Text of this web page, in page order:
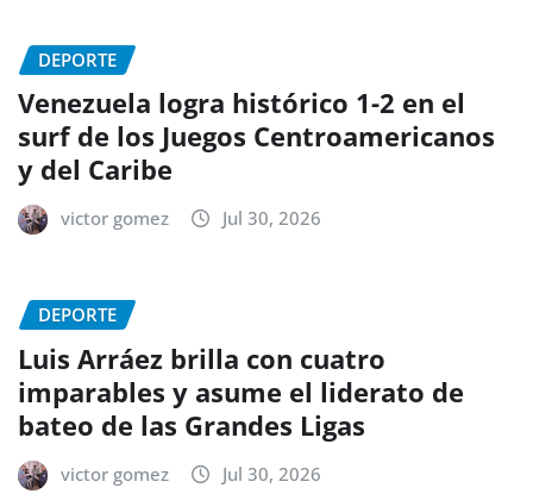
DEPORTE
Venezuela logra histórico 1-2 en el
surf de los Juegos Centroamericanos
y del Caribe
victor gomez Jul 30, 2026
DEPORTE
Luis Arráez brilla con cuatro
imparables y asume el liderato de
bateo de las Grandes Ligas
victor gomez Jul 30, 2026